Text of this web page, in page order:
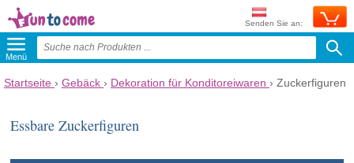
Senden Sie an:
Menü
Startseite › Gebäck › Dekoration für Konditoreiwaren › Zuckerfiguren
Essbare Zuckerfiguren